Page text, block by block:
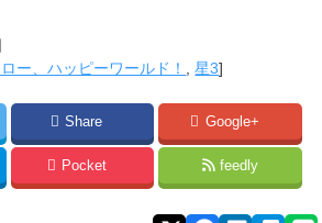
ー、ハッピーワールド！ ,星3]
Share Google+
Pocket feedly